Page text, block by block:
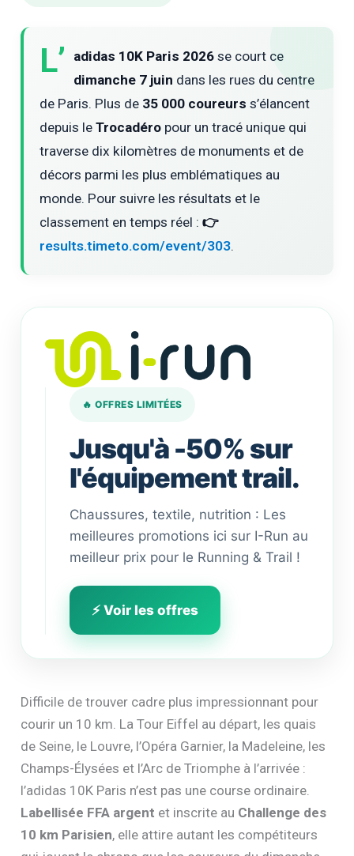
L’ adidas 10K Paris 2026 se court ce
dimanche 7 juin dans les rues du centre
de Paris. Plus de 35 000 coureurs s’élancent
depuis leTrocadéro pour un tracé unique qui
traverse dix kilomètres de monuments et de
décors parmi les plus emblématiques au
monde. Pour suivre les résultats et le
classement en temps réel :👉
results.timeto.com/event/303.
🔥 OFFRES LIMITÉES
Jusqu'à -50% sur
l'équipement trail.
Chaussures, textile, nutrition : Les
meilleures promotions ici sur I-Run au
meilleur prix pour le Running & Trail !
⚡ Voir les offres
Difficile de trouver cadre plus impressionnant pour
courir un 10 km. La Tour Eiffel au départ, les quais
de Seine, le Louvre, l’Opéra Garnier, la Madeleine, les
Champs-Élysées et l’Arc de Triomphe à l’arrivée :
l’adidas 10K Paris n’est pas une course ordinaire.
Labellisée FFA argent et inscrite au Challenge des
10 km Parisien, elle attire autant les compétiteurs